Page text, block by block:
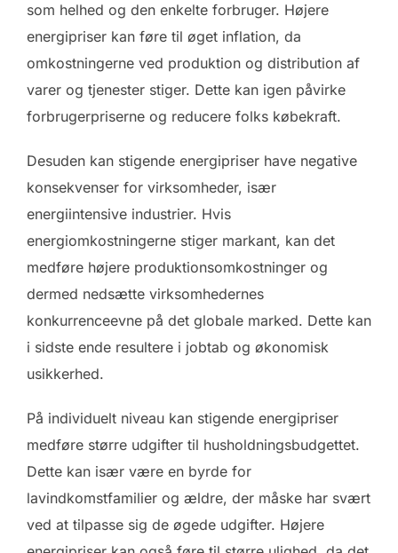
som helhed og den enkelte forbruger. Højere
energipriser kan føre til øget inflation, da
omkostningerne ved produktion og distribution af
varer og tjenester stiger. Dette kan igen påvirke
forbrugerpriserne og reducere folks købekraft.
Desuden kan stigende energipriser have negative
konsekvenser for virksomheder, især
energiintensive industrier. Hvis
energiomkostningerne stiger markant, kan det
medføre højere produktionsomkostninger og
dermed nedsætte virksomhedernes
konkurrenceevne på det globale marked. Dette kan
i sidste ende resultere i jobtab og økonomisk
usikkerhed.
På individuelt niveau kan stigende energipriser
medføre større udgifter til husholdningsbudgettet.
Dette kan især være en byrde for
lavindkomstfamilier og ældre, der måske har svært
ved at tilpasse sig de øgede udgifter. Højere